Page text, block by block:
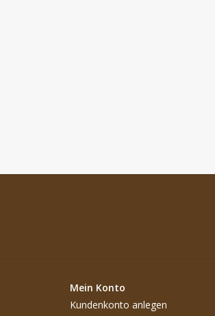
Mein Konto
Kundenkonto anlegen